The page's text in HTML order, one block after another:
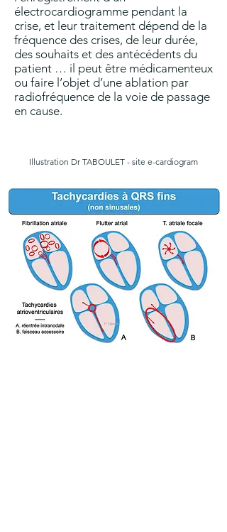
électrocardiogramme pendant la
crise, et leur traitement dépend de la
fréquence des crises, de leur durée,
des souhaits et des antécédents du
patient … il peut être médicamenteux
ou faire l’objet d’une ablation par
radiofréquence de la voie de passage
en cause.
Illustration Dr TABOULET - site e-cardiogram